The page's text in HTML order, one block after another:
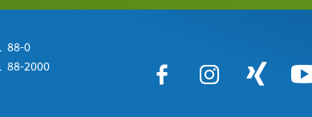
88-0
88-2000